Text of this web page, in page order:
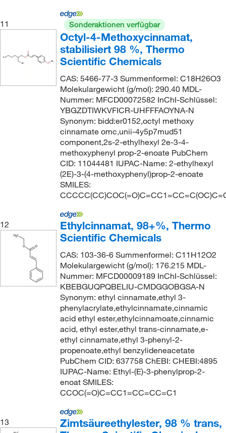
11 Sonderaktionen verfügbar
Octyl-4-Methoxycinnamat,
stabilisiert 98 %, Thermo
Scientific Chemicals
CAS: 5466-77-3 Summenformel: C18H26O3
Molekulargewicht (g/mol): 290.40 MDL-
Nummer: MFCD00072582 InChI-Schlüssel:
YBGZDTIWKVFICR-UHFFFAOYNA-N
Synonym: bidd:er0152,octyl methoxy
cinnamate omc,unii-4y5p7mud51
component,2s-2-ethylhexyl 2e-3-4-
methoxyphenyl prop-2-enoate PubChem
CID: 11044481 IUPAC-Name: 2-ethylhexyl
(2E)-3-(4-methoxyphenyl)prop-2-enoate
SMILES:
12
Ethylcinnamat, 98+%, Thermo
Scientific Chemicals
CAS: 103-36-6 Summenformel: C11H12O2
Molekulargewicht (g/mol): 176.215 MDL-
Nummer: MFCD00009189 InChI-Schlüssel:
KBEBGUQPQBELIU-CMDGGOBGSA-N
Synonym: ethyl cinnamate,ethyl 3-
phenylacrylate,ethylcinnamate,cinnamic
acid ethyl ester,ethylcinnamoate,cinnamic
acid, ethyl ester,ethyl trans-cinnamate,e-
ethyl cinnamate,ethyl 3-phenyl-2-
propenoate,ethyl benzylideneacetate
PubChem CID: 637758 ChEBI: CHEBI:4895
IUPAC-Name: Ethyl-(E)-3-phenylprop-2-
enoat SMILES:
CCOC(=O)C=CC1=CC=CC=C1
13
Zimtsäureethylester, 98 % trans,